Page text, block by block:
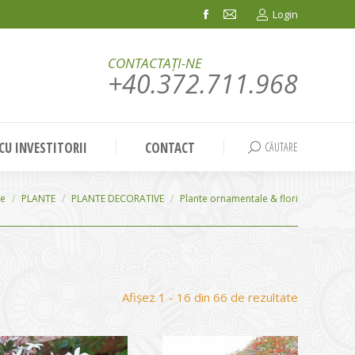
Facebook
in
window
Mail
in
window
Login
CONTACTAȚI-NE
+40.372.711.968
INVESTITORII CONTACT Search:
CĂUTARE
PLANTE PLANTE DECORATIVE Plante ornamentale & flori
Afișez 1 - 16 din 66 de rezultate
evaluarea
medie